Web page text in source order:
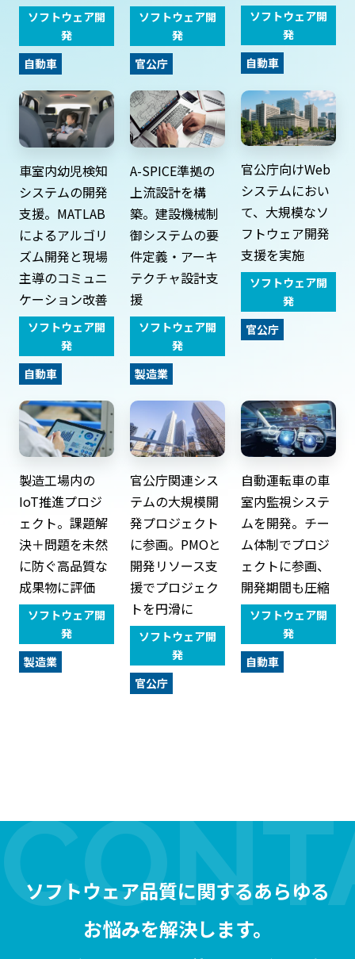
ソフトウェア開
発
自動車
ソフトウェア開
発
官公庁
ソフトウェア開
発
自動車
車室内幼児検知
システムの開発
支援。MATLAB
によるアルゴリ
ズム開発と現場
主導のコミュニ
ケーション改善
ソフトウェア開
発
自動車
A-SPICE準拠の
上流設計を構
築。建設機械制
御システムの要
件定義・アーキ
テクチャ設計支
援
ソフトウェア開
発
製造業
官公庁向けWeb
システムにおい
て、大規模なソ
フトウェア開発
支援を実施
ソフトウェア開
発
官公庁
製造工場内の
IoT推進プロジ
ェクト。課題解
決＋問題を未然
に防ぐ高品質な
成果物に評価
ソフトウェア開
発
製造業
官公庁関連シス
テムの大規模開
発プロジェクト
に参画。PMOと
開発リソース支
援でプロジェク
トを円滑に
ソフトウェア開
発
官公庁
自動運転車の車
室内監視システ
ムを開発。チー
ム体制でプロジ
ェクトに参画、
開発期間も圧縮
ソフトウェア開
発
自動車
ソフトウェア品質に関するあらゆる
お悩みを解決します。